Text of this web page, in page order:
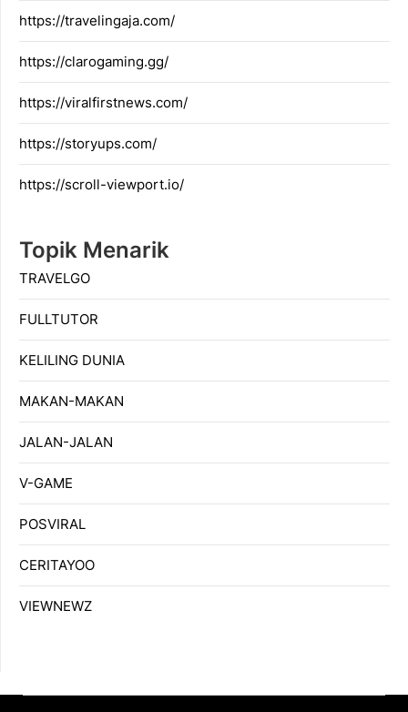
https://travelingaja.com/
https://clarogaming.gg/
https://viralfirstnews.com/
https://storyups.com/
https://scroll-viewport.io/
Topik Menarik
TRAVELGO
FULLTUTOR
KELILING DUNIA
MAKAN-MAKAN
JALAN-JALAN
V-GAME
POSVIRAL
CERITAYOO
VIEWNEWZ